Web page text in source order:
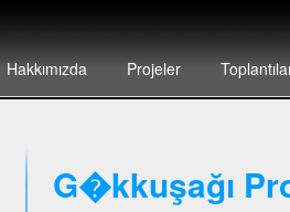
Hakkımızda Projeler
G�kkuşağı